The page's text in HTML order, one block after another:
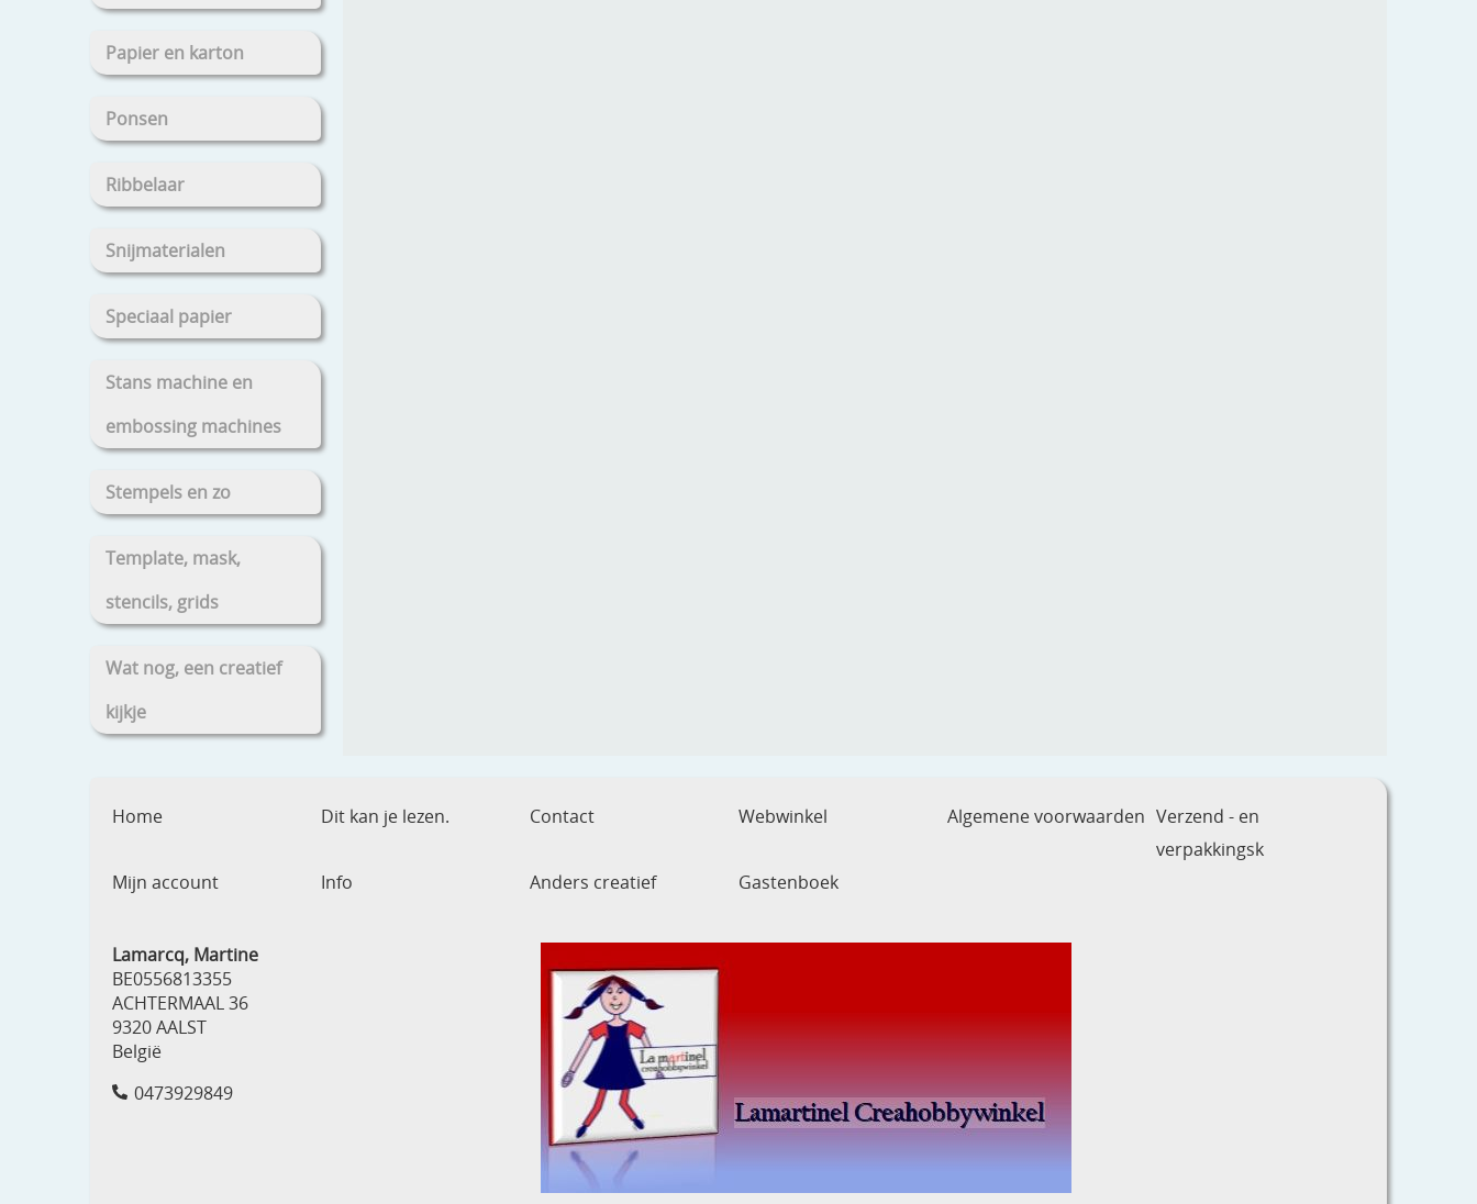
Papier en karton
Ponsen
Ribbelaar
Snijmaterialen
Speciaal papier
Stans machine en
embossing machines
Stempels en zo
Template, mask,
stencils, grids
Wat nog, een creatief
kijkje
Home Dit kan je lezen. Contact Webwinkel Algemene voorwaarden Verzend - en
verpakkingsk
Mijn account
Info Anders creatief Gastenboek
Lamarcq, Martine
BE0556813355
ACHTERMAAL 36
9320 AALST
België
0473929849